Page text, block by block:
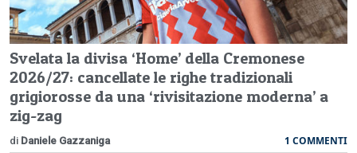
Svelata la divisa ‘Home’ della Cremonese
2026/27: cancellate le righe tradizionali
grigiorosse da una ‘rivisitazione moderna’ a
zig-zag
di Daniele Gazzaniga 1 COMMENTI